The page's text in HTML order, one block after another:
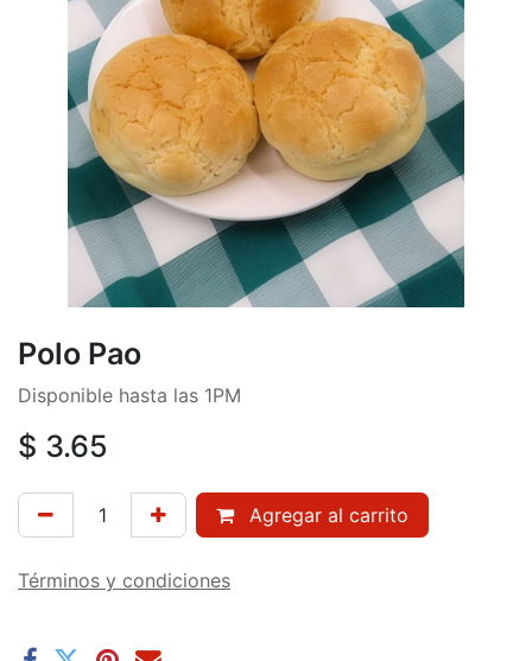
Polo Pao
Disponible hasta las 1PM
$ 3.65
Agregar al carrito
Términos y condiciones